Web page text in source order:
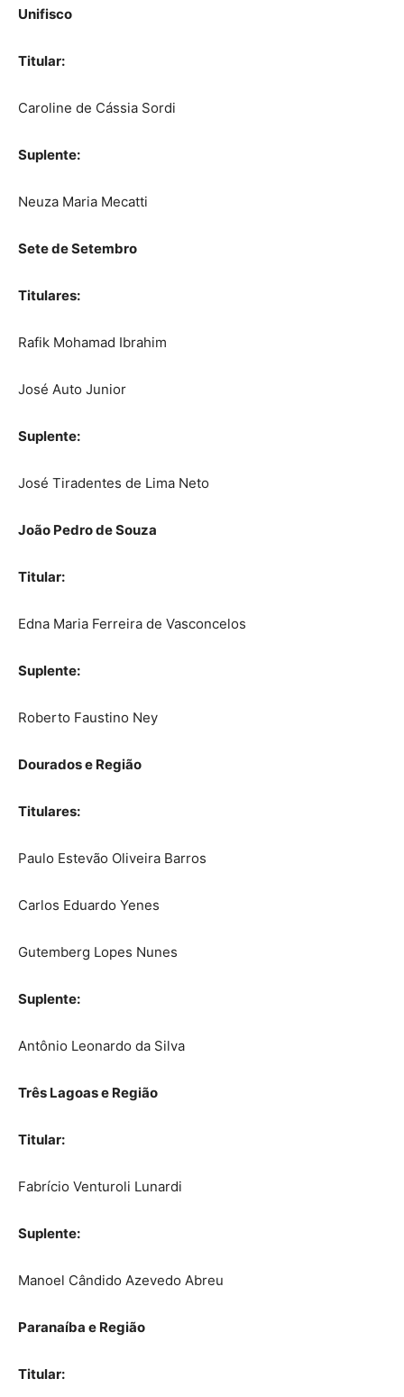
Unifisco
Titular:
Caroline de Cássia Sordi
Suplente:
Neuza Maria Mecatti
Sete de Setembro
Titulares:
Rafik Mohamad Ibrahim
José Auto Junior
Suplente:
José Tiradentes de Lima Neto
João Pedro de Souza
Titular:
Edna Maria Ferreira de Vasconcelos
Suplente:
Roberto Faustino Ney
Dourados e Região
Titulares:
Paulo Estevão Oliveira Barros
Carlos Eduardo Yenes
Gutemberg Lopes Nunes
Suplente:
Antônio Leonardo da Silva
Três Lagoas e Região
Titular:
Fabrício Venturoli Lunardi
Suplente:
Manoel Cândido Azevedo Abreu
Paranaíba e Região
Titular: